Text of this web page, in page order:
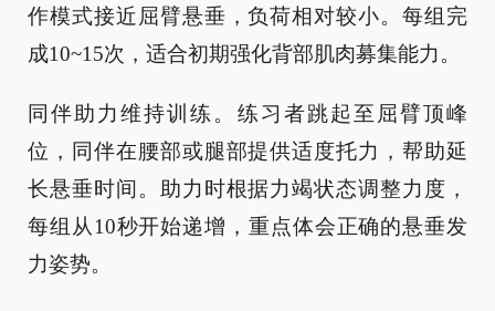
作模式接近屈臂悬垂，负荷相对较小。每组完
成10~15次，适合初期强化背部肌肉募集能力。
同伴助力维持训练。练习者跳起至屈臂顶峰
位，同伴在腰部或腿部提供适度托力，帮助延
长悬垂时间。助力时根据力竭状态调整力度，
每组从10秒开始递增，重点体会正确的悬垂发
力姿势。